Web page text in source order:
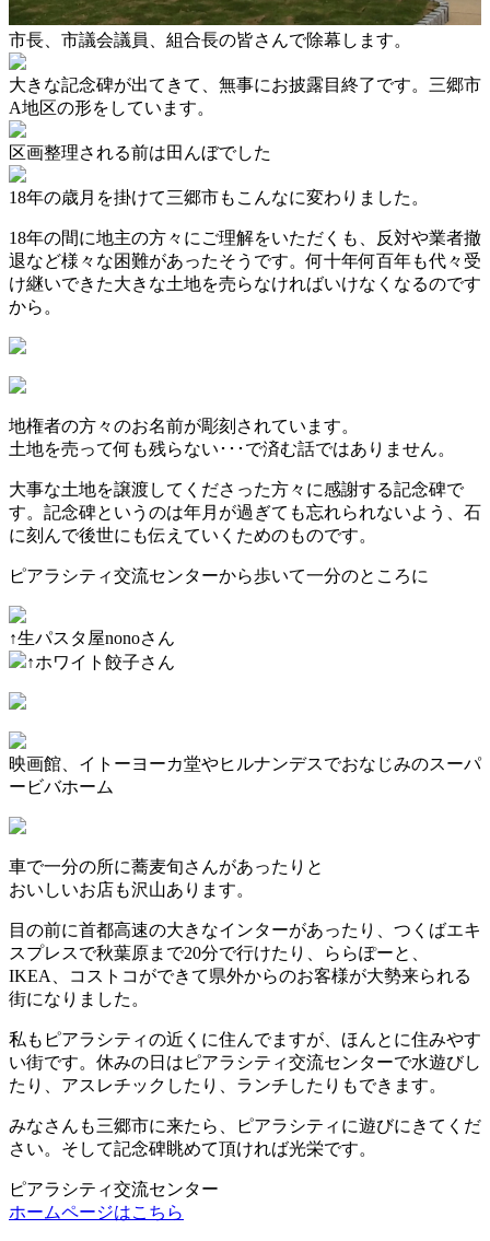
市長、市議会議員、組合長の皆さんで除幕します。
大きな記念碑が出てきて、無事にお披露目終了です。三郷市
A地区の形をしています。
区画整理される前は田んぼでした
18年の歳月を掛けて三郷市もこんなに変わりました。
18年の間に地主の方々にご理解をいただくも、反対や業者撤
退など様々な困難があったそうです。何十年何百年も代々受
け継いできた大きな土地を売らなければいけなくなるのです
から。
地権者の方々のお名前が彫刻されています。
土地を売って何も残らない･･･で済む話ではありません。
大事な土地を譲渡してくださった方々に感謝する記念碑で
す。記念碑というのは年月が過ぎても忘れられないよう、石
に刻んで後世にも伝えていくためのものです。
ピアラシティ交流センターから歩いて一分のところに
↑生パスタ屋nonoさん
↑ホワイト餃子さん
映画館、イトーヨーカ堂やヒルナンデスでおなじみのスーパ
ービバホーム
車で一分の所に蕎麦旬さんがあったりと
おいしいお店も沢山あります。
目の前に首都高速の大きなインターがあったり、つくばエキ
スプレスで秋葉原まで20分で行けたり、ららぽーと、
IKEA、コストコができて県外からのお客様が大勢来られる
街になりました。
私もピアラシティの近くに住んでますが、ほんとに住みやす
い街です。休みの日はピアラシティ交流センターで水遊びし
たり、アスレチックしたり、ランチしたりもできます。
みなさんも三郷市に来たら、ピアラシティに遊びにきてくだ
さい。そして記念碑眺めて頂ければ光栄です。
ピアラシティ交流センター
ホームページはこちら